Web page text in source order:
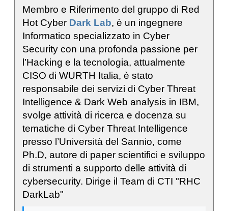
Membro e Riferimento del gruppo di Red
Hot Cyber Dark Lab, è un ingegnere
Informatico specializzato in Cyber
Security con una profonda passione per
l’Hacking e la tecnologia, attualmente
CISO di WURTH Italia, è stato
responsabile dei servizi di Cyber Threat
Intelligence & Dark Web analysis in IBM,
svolge attività di ricerca e docenza su
tematiche di Cyber Threat Intelligence
presso l’Università del Sannio, come
Ph.D, autore di paper scientifici e sviluppo
di strumenti a supporto delle attività di
cybersecurity. Dirige il Team di CTI "RHC
DarkLab"